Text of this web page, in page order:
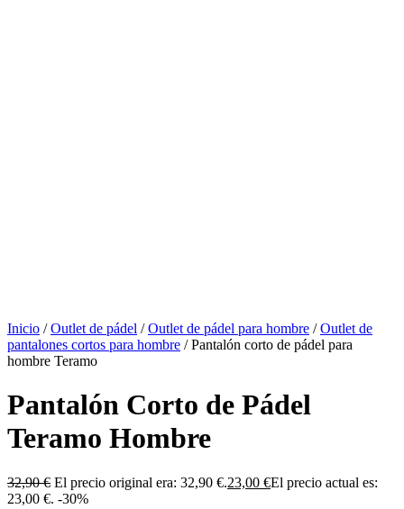
Inicio /Outlet de pádel /Outlet de pádel para hombre /Outlet de
pantalones cortos para hombre / Pantalón corto de pádel para
hombre Teramo
Pantalón Corto de Pádel
Teramo Hombre
32,90 € El precio original era: 32,90 €.23,00 €El precio actual es:
23,00 €. -30%